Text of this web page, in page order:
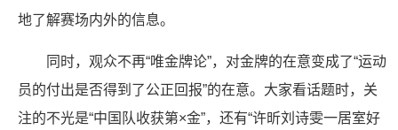
地了解赛场内外的信息。
同时，观众不再“唯金牌论”，对金牌的在意变成了“运动
员的付出是否得到了公正回报”的在意。大家看话题时，关
注的不光是“中国队收获第×金”，还有“许昕刘诗雯一居室好